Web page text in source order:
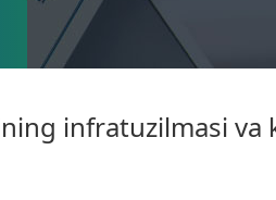
infratuzilmasi